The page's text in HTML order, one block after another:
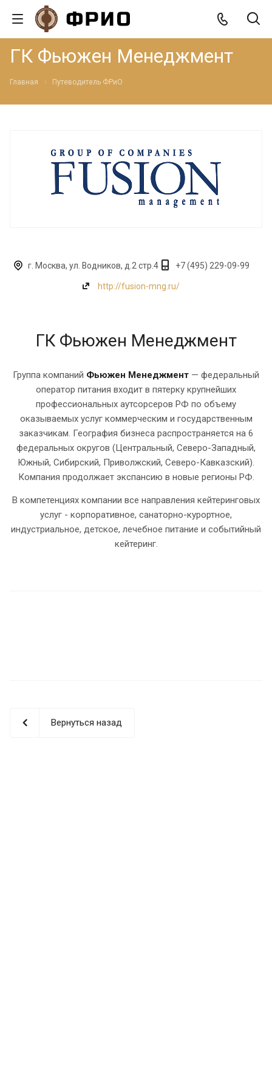
ГК Фьюжен Менеджмент
Главная Путеводитель ФРиО
г. Москва, ул. Водников, д.2 стр.4 +7 (495) 229-09-99
http://fusion-mng.ru/
ГК Фьюжен Менеджмент
Группа компаний Фьюжен Менеджмент — федеральный
оператор питания входит в пятерку крупнейших
профессиональных аутсорсеров РФ по объему
оказываемых услуг коммерческим и государственным
заказчикам. География бизнеса распространяется на 6
федеральных округов (Центральный, Северо-Западный,
Южный, Сибирский, Приволжский, Северо-Кавказский).
Компания продолжает экспансию в новые регионы РФ.
В компетенциях компании все направления кейтеринговых
услуг - корпоративное, санаторно-курортное,
индустриальное, детское, лечебное питание и событийный
кейтеринг.
Вернуться назад